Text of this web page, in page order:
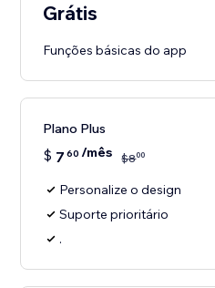
Grátis
Funções básicas do app
Plano Plus
$ 7 60 /mês $800
Personalize o design
Suporte prioritário
.